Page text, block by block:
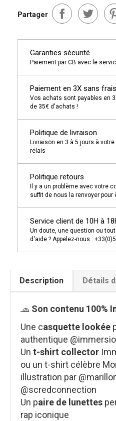
Partager
Garanties sécurité
Paiement par CB avec le
Paiement en 3X sans frais
Vos achats sont payables en
de 35€ d'achats !
Politique de livraison
Livraison en 3 à 5 jours à
relais
Politique retours
Il y a un problème avec votre
suffit de nous la renvoyer pour
Service client de 10H à
Un doute, une question ou
d'aide ? Appelez-nous :
Description Détails
🧢 Son contenu 100%
Une casquette lookée
authentique
Un t-shirt collector
ou un t-shirt célèbre
illustration par
@scredconnection
Un paire de lunettes
rap iconique